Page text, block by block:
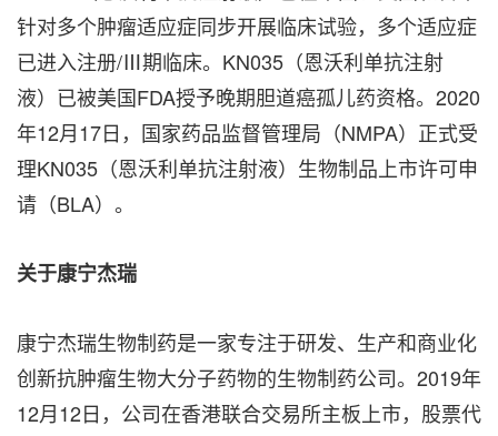
针对多个肿瘤适应症同步开展临床试验，多个适应症
已进入注册/Ⅲ期临床。KN035（恩沃利单抗注射
液）已被美国FDA授予晚期胆道癌孤儿药资格。2020
年12月17日，国家药品监督管理局（NMPA）正式受
理KN035（恩沃利单抗注射液）生物制品上市许可申
请（BLA）。
关于康宁杰瑞
康宁杰瑞生物制药是一家专注于研发、生产和商业化
创新抗肿瘤生物大分子药物的生物制药公司。2019年
12月12日，公司在香港联合交易所主板上市，股票代